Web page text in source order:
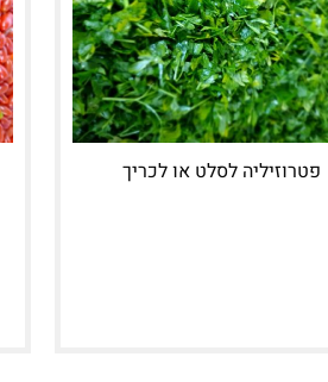
פטרוזיליה לסלט או לכריך